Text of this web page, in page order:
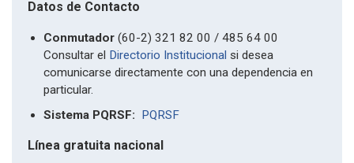
Datos de Contacto
Conmutador (60-2) 321 82 00 / 485 64 00
Consultar el
Directorio Institucional si desea
comunicarse directamente con una dependencia en
particular.
Sistema PQRSF:
PQRSF
Línea gratuita nacional